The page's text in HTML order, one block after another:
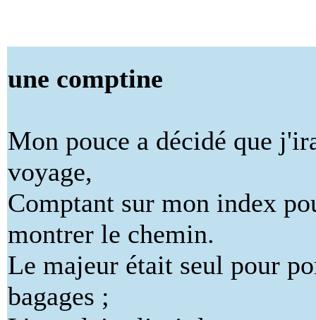
une comptine
Mon pouce a décidé que
voyage,
Comptant sur mon index
montrer le chemin.
Le majeur était seul pour
bagages ;